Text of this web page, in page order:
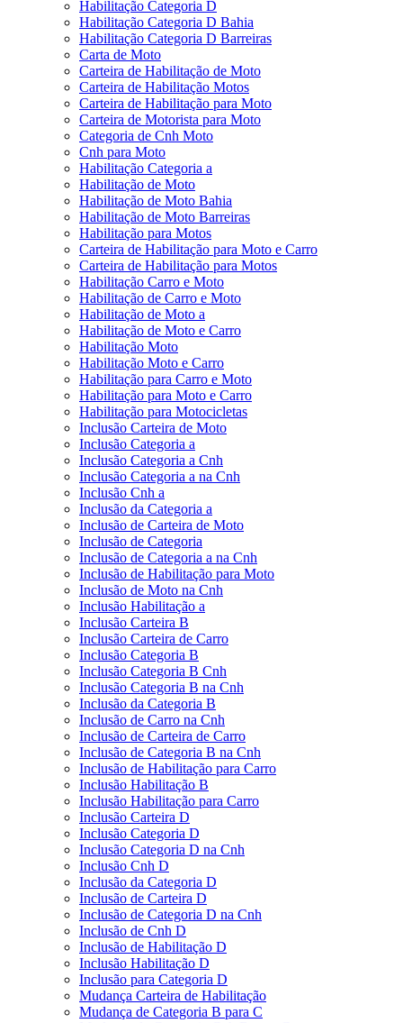
Habilitação Categoria D
Habilitação Categoria D Bahia
Habilitação Categoria D Barreiras
Carta de Moto
Carteira de Habilitação de Moto
Carteira de Habilitação Motos
Carteira de Habilitação para Moto
Carteira de Motorista para Moto
Categoria de Cnh Moto
Cnh para Moto
Habilitação Categoria a
Habilitação de Moto
Habilitação de Moto Bahia
Habilitação de Moto Barreiras
Habilitação para Motos
Carteira de Habilitação para Moto e Carro
Carteira de Habilitação para Motos
Habilitação Carro e Moto
Habilitação de Carro e Moto
Habilitação de Moto a
Habilitação de Moto e Carro
Habilitação Moto
Habilitação Moto e Carro
Habilitação para Carro e Moto
Habilitação para Moto e Carro
Habilitação para Motocicletas
Inclusão Carteira de Moto
Inclusão Categoria a
Inclusão Categoria a Cnh
Inclusão Categoria a na Cnh
Inclusão Cnh a
Inclusão da Categoria a
Inclusão de Carteira de Moto
Inclusão de Categoria
Inclusão de Categoria a na Cnh
Inclusão de Habilitação para Moto
Inclusão de Moto na Cnh
Inclusão Habilitação a
Inclusão Carteira B
Inclusão Carteira de Carro
Inclusão Categoria B
Inclusão Categoria B Cnh
Inclusão Categoria B na Cnh
Inclusão da Categoria B
Inclusão de Carro na Cnh
Inclusão de Carteira de Carro
Inclusão de Categoria B na Cnh
Inclusão de Habilitação para Carro
Inclusão Habilitação B
Inclusão Habilitação para Carro
Inclusão Carteira D
Inclusão Categoria D
Inclusão Categoria D na Cnh
Inclusão Cnh D
Inclusão da Categoria D
Inclusão de Carteira D
Inclusão de Categoria D na Cnh
Inclusão de Cnh D
Inclusão de Habilitação D
Inclusão Habilitação D
Inclusão para Categoria D
Mudança Carteira de Habilitação
Mudança de Categoria B para C